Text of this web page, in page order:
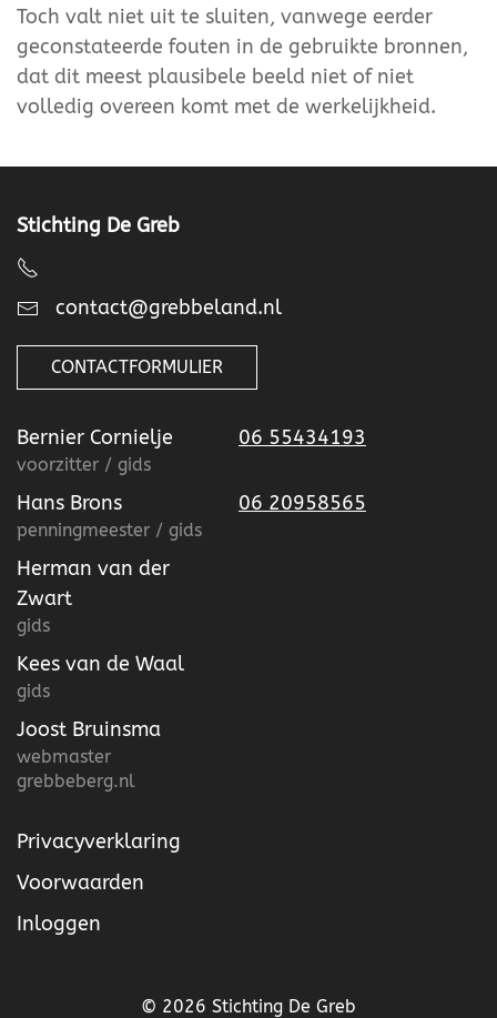
Toch valt niet uit te sluiten, vanwege eerder
geconstateerde fouten in de gebruikte bronnen,
dat dit meest plausibele beeld niet of niet
volledig overeen komt met de werkelijkheid.
Stichting De Greb
contact@grebbeland.nl
CONTACTFORMULIER
Bernier Cornielje
voorzitter / gids
06 55434193
Hans Brons
penningmeester / gids
06 20958565
Herman van der
Zwart
gids
Kees van de Waal
gids
Joost Bruinsma
webmaster
grebbeberg.nl
Privacyverklaring
Voorwaarden
Inloggen
© 2026 Stichting De Greb